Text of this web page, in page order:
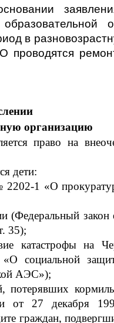
в
проводятся
организацию
право на
дети:
1 «О
(Федеральный
35);
катастрофы на
АЭС»);
потерявших
от 27
граждан,